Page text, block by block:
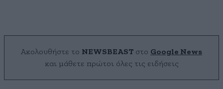
Ακολουθήστε το NEWSBEAST στο Google News
και μάθετε πρώτοι όλες τις ειδήσεις